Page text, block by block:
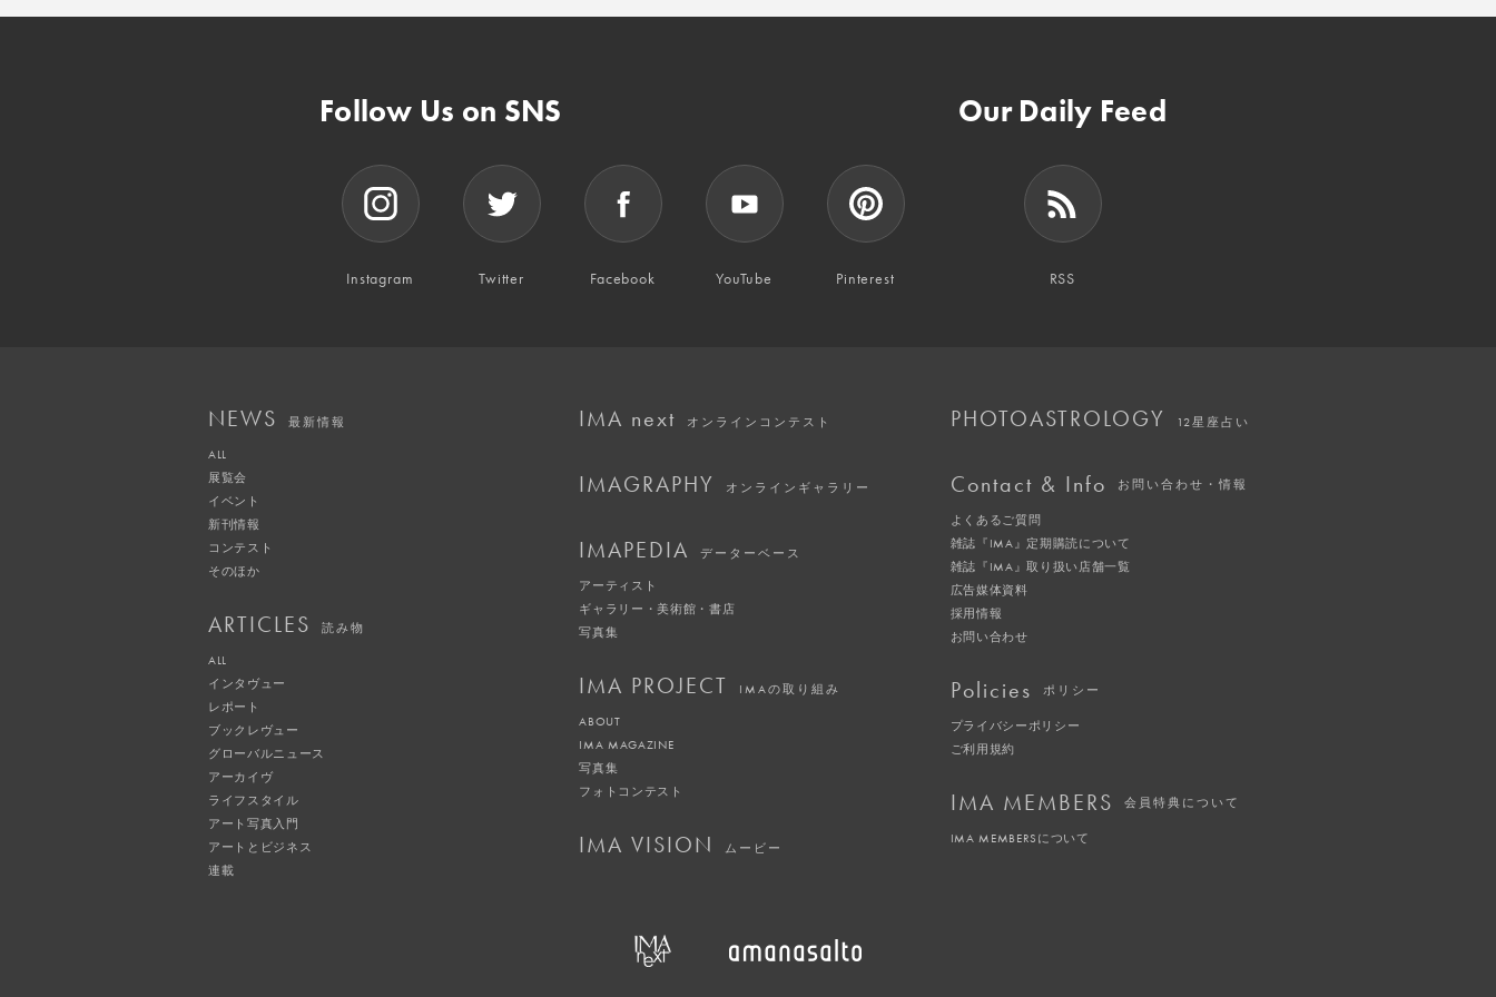
Follow Us on SNS
Instagram Twitter Facebook YouTube Pinterest
Our Daily Feed
RSS
NEWS 最新情報
ALL
展覧会
イベント
新刊情報
コンテスト
そのほか
ARTICLES 読み物
ALL
インタヴュー
レポート
ブックレヴュー
グローバルニュース
アーカイヴ
ライフスタイル
アート写真入門
アートとビジネス
連載
IMA next オンラインコンテスト
IMAGRAPHY オンラインギャラリー
IMAPEDIA データーベース
アーティスト
ギャラリー・美術館・書店
写真集
IMA PROJECT IMAの取り組み
ABOUT
IMA MAGAZINE
写真集
フォトコンテスト
IMA VISION ムービー
PHOTOASTROLOGY 12星座占い
Contact & Info お問い合わせ・情報
よくあるご質問
雑誌『IMA』定期購読について
雑誌『IMA』取り扱い店舗一覧
広告媒体資料
採用情報
お問い合わせ
Policies ポリシー
プライバシーポリシー
ご利用規約
IMA MEMBERS 会員特典について
IMA MEMBERSについて